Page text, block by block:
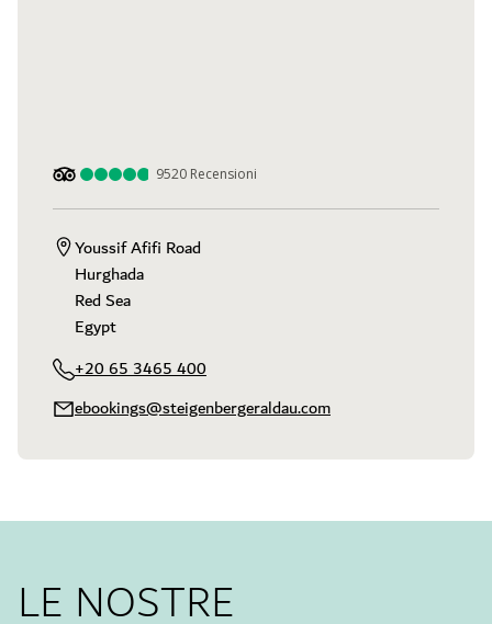
9520 Recensioni
Youssif Afifi Road
Hurghada
Red Sea
Egypt
+20 65 3465 400
ebookings@steigenbergeraldau.com
LE NOSTRE